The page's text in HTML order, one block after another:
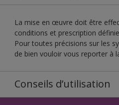
La mise en œuvre doit être
conditions et prescription
Pour toutes précisions sur les
de bien vouloir vous reporter à
Conseils d’utilisation